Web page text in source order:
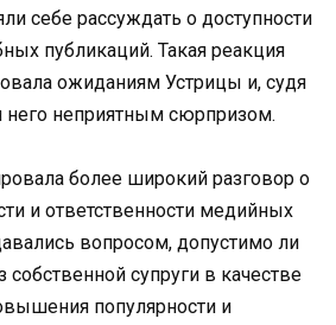
себе рассуждать о доступности
публикаций. Такая реакция
ожиданиям Устрицы и, судя
него неприятным сюрпризом.
более широкий разговор о
и ответственности медийных
вопросом, допустимо ли
собственной супруги в качестве
популярности и